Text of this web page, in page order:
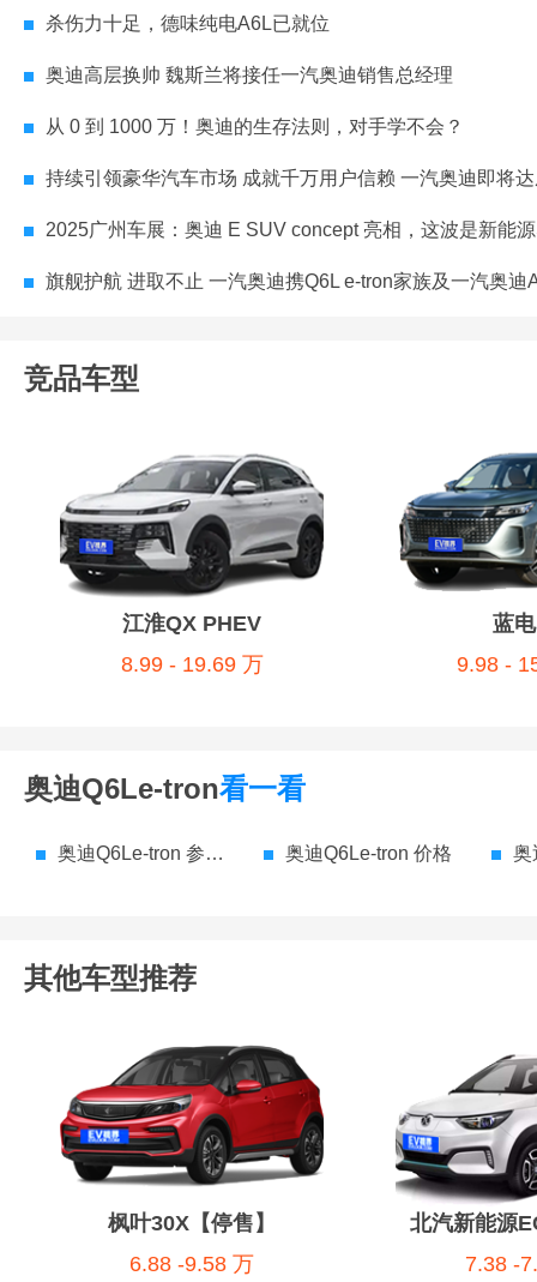
杀伤力十足，德味纯电A6L已就位
奥迪高层换帅 魏斯兰将接任一汽奥迪销售总经理
从 0 到 1000 万！奥迪的生存法则，对手学不会？
持续引领豪华汽车市场 成就千万用户信赖 一汽奥迪即将达成千万用户
2025广州车展：奥迪 E SUV concept 亮相，这波是新能源SUV的狠
旗舰护航 进取不止 一汽奥迪携Q6L e-tron家族及一汽奥迪A5L领跑2025南京
竞品车型
江淮QX PHEV
8.99 - 19.69 万
蓝
9.98 -
奥迪Q6Le-tron看一看
奥迪Q6Le-tron 参数配置 奥迪Q6Le-tron 价格 奥
其他车型推荐
枫叶30X【停售】
6.88 -9.58 万
北汽新能源
7.38 -